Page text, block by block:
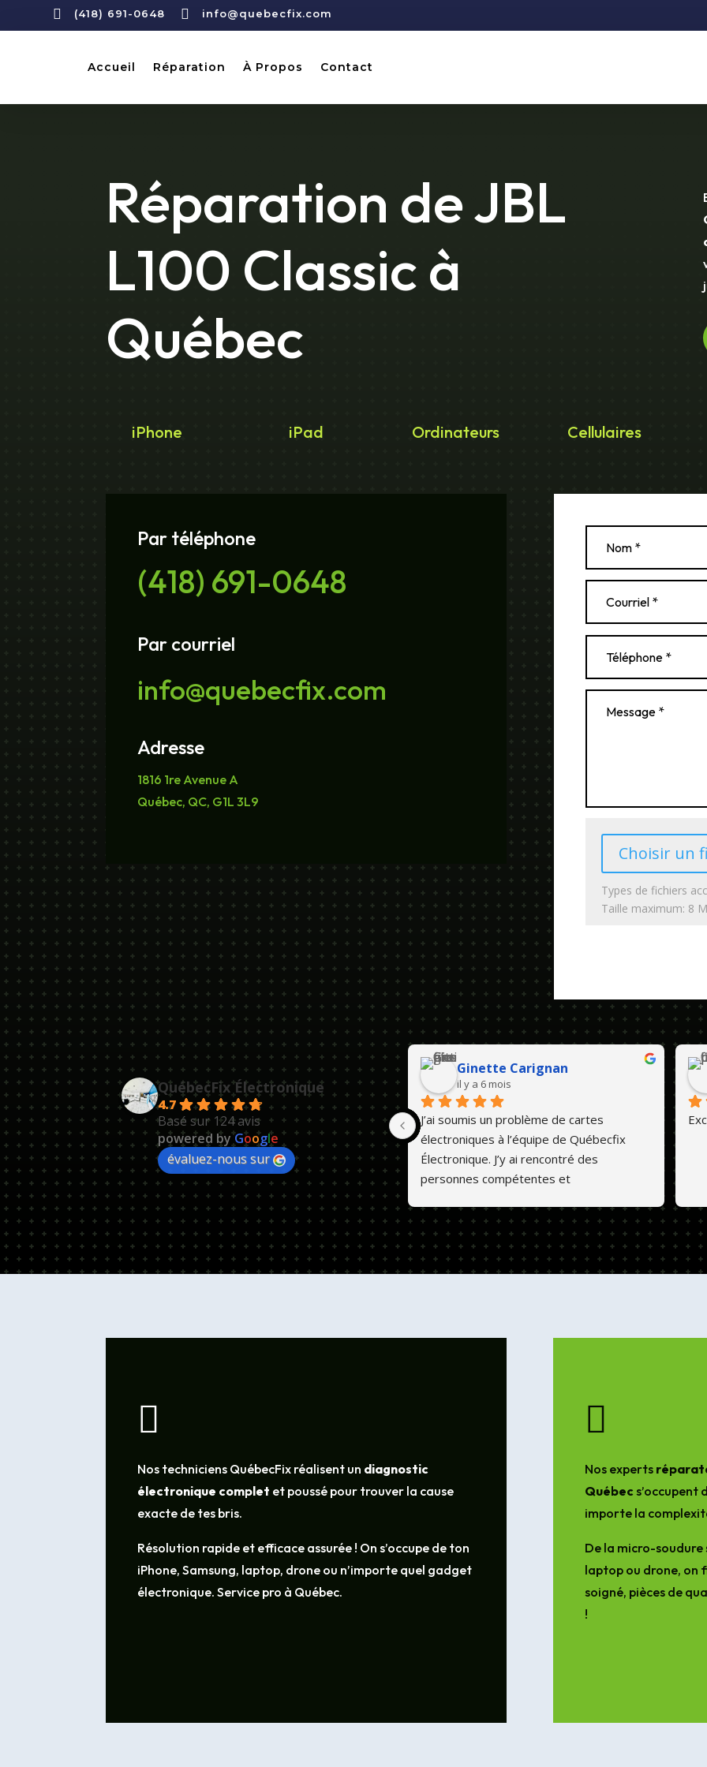
 (418) 691-0648  info@quebecfix.com
Accueil Réparation À Propos Contact
Réparation de JBL
L100 Classic à
Québec
iPhone iPad Ordinateurs Cellulaires
Par téléphone
(418) 691-0648
Par courriel
info@quebecfix.com
Adresse
1816 1re Avenue A
Québec, QC, G1L 3L9
Choisir un
Types de fichiers
Taille maximum: 8
QuébecFix Électronique
4.7
Basé sur 124 avis
powered byGoogle
évaluez-nous sur
Ginette Carignan
il y a 6 mois
J’ai soumis un problème de cartes
électroniques à l’équipe de Québecfix
Électronique. J’y ai rencontré des
personnes compétentes et
qualité et les prix sont abordables. 💕😊

Nos techniciens QuébecFix réalisent un diagnostic
électronique complet et poussé pour trouver la cause
exacte de tes bris.
Résolution rapide et efficace assurée ! On s’occupe de ton
iPhone, Samsung, laptop, drone ou n’importe quel gadget
électronique. Service pro à Québec.

Nos experts
Québecs’occupent
importe la
De la micro-soudure
laptop ou drone, on
soigné, pièces de
!